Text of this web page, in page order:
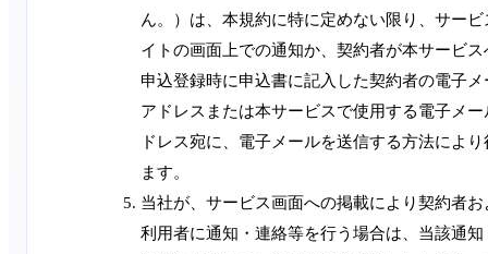
ん。）は、本規約に特に定めない限り、サービ
イトの画面上での通知か、契約者が本サービス
申込登録時に申込書に記入した契約者の電子メ
アドレスまたは本サービスで使用する電子メー
ドレス宛に、電子メールを送信する方法により
ます。
当社が、サービス画面への掲載により契約者お
利用者に通知・連絡等を行う場合は、当該通知